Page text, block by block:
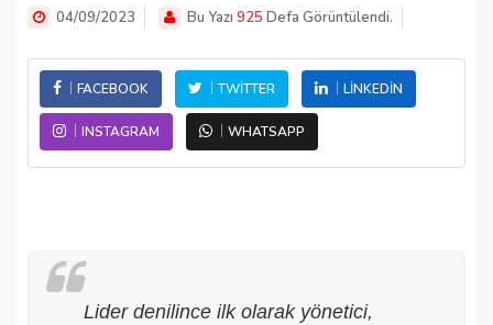
04/09/2023 Bu Yazı 925 Defa Görüntülendi.
FACEBOOK TWITTER LINKEDIN
INSTAGRAM WHATSAPP
Lider denilince ilk olarak yönetici,